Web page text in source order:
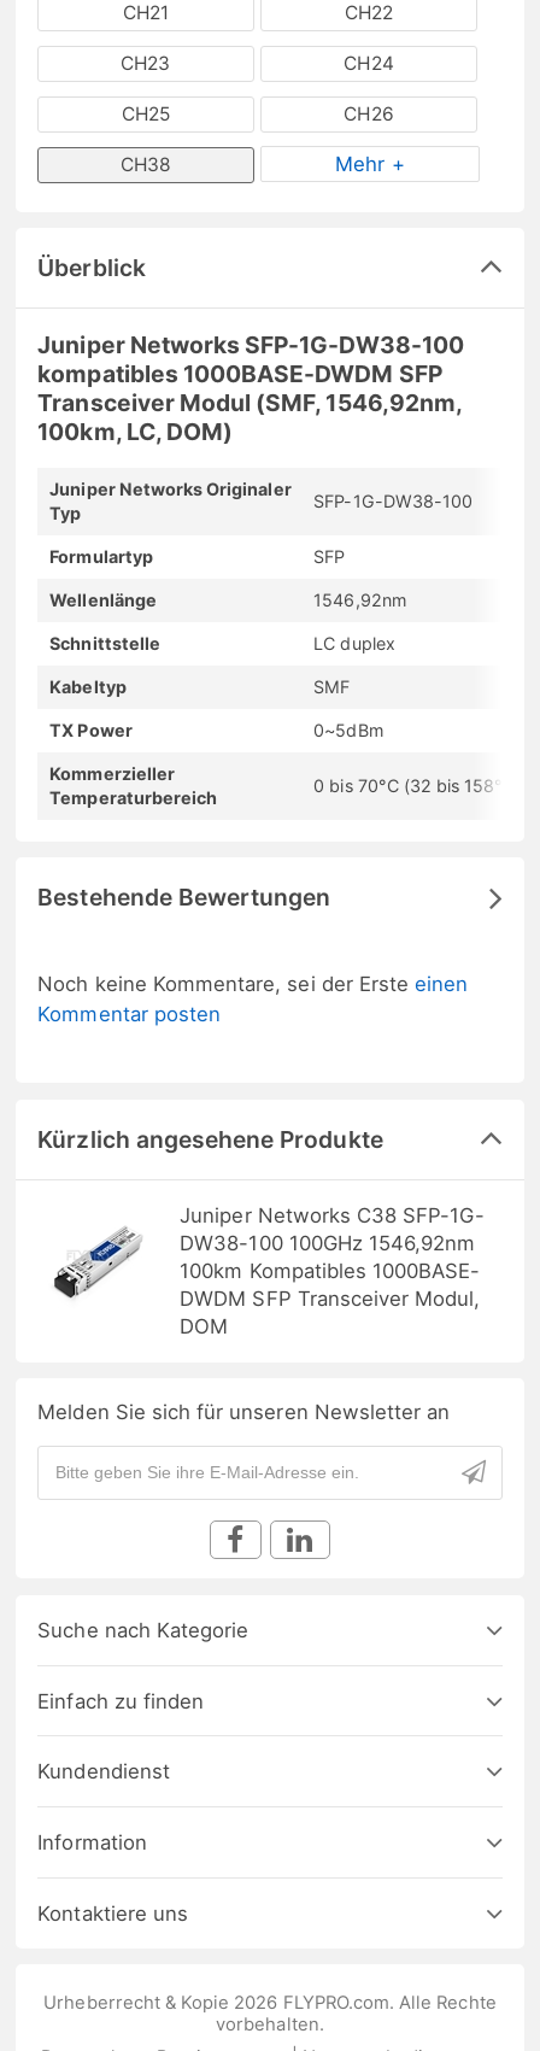
CH21 CH22
CH23 CH24
CH25 CH26
CH38 Mehr +
Überblick
Juniper Networks SFP-1G-DW38-100
kompatibles 1000BASE-DWDM SFP
Transceiver Modul (SMF, 1546,92nm,
100km, LC, DOM)
Juniper Networks Originaler
Typ
SFP-1G-DW38-100
Formulartyp SFP
Wellenlänge 1546,92nm
Schnittstelle LC duplex
Kabeltyp SMF
TX Power 0~5dBm
Kommerzieller
Temperaturbereich
0 bis 70°C (32 bis 158°F)
Bestehende Bewertungen
Noch keine Kommentare, sei der Ersteeinen
Kommentar posten
Kürzlich angesehene Produkte
Juniper Networks C38 SFP-1G-
DW38-100 100GHz 1546,92nm
100km Kompatibles 1000BASE-
DWDM SFP Transceiver Modul,
DOM
Melden Sie sich für unseren Newsletter an
Suche nach Kategorie
Einfach zu finden
Kundendienst
Information
Kontaktiere uns
Urheberrecht & Kopie 2026 FLYPRO.com. Alle Rechte
vorbehalten.